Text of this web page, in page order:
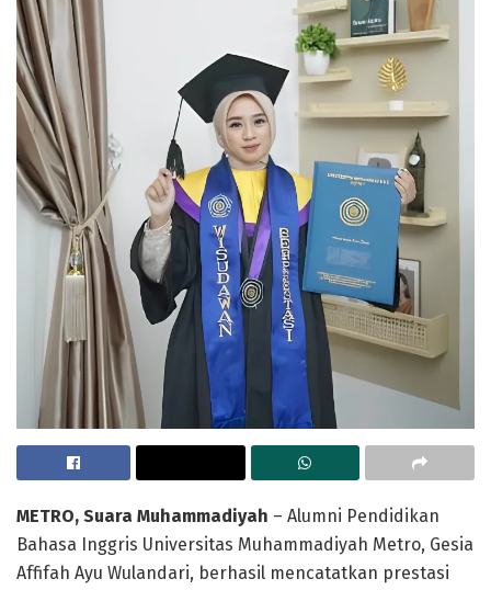
METRO, Suara Muhammadiyah – Alumni Pendidikan
Bahasa Inggris Universitas Muhammadiyah Metro, Gesia
Affifah Ayu Wulandari, berhasil mencatatkan prestasi